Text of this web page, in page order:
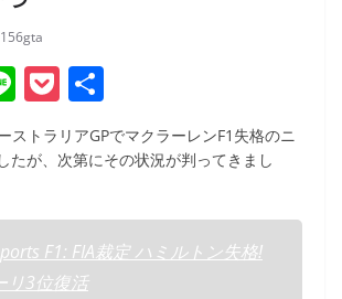
156gta
Li
n
e
P
o
ck
有
ストラリアGPでマクラーレンF1失格のニ
たが、次第にその状況が判ってきまし
F1: FIA裁定 ハミルトン失格!
リ3位復活